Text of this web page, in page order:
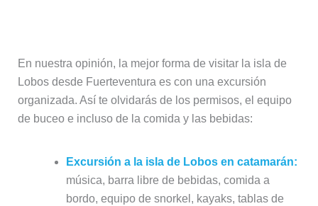
En nuestra opinión, la mejor forma de visitar la isla de
Lobos desde Fuerteventura es con una excursión
organizada. Así te olvidarás de los permisos, el equipo
de buceo e incluso de la comida y las bebidas:
Excursión a la isla de Lobos en catamarán:
música, barra libre de bebidas, comida a
bordo, equipo de snorkel, kayaks, tablas de